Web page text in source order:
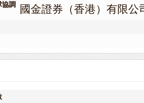
協調
國金證券（香港）有限公